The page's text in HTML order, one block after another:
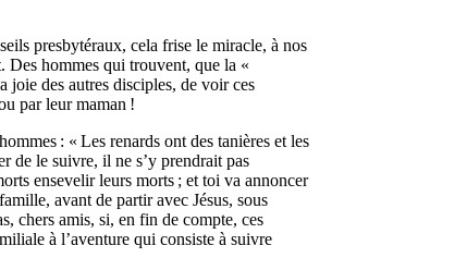
presbytéraux, cela frise le miracle, à nos
Des hommes qui trouvent, que la «
joie des autres disciples, de voir ces
par leur maman !
: « Les renards ont des tanières et les
de le suivre, il ne s’y prendrait pas
ensevelir leurs morts ; et toi va annoncer
avant de partir avec Jésus, sous
chers amis, si, en fin de compte, ces
à l’aventure qui consiste à suivre